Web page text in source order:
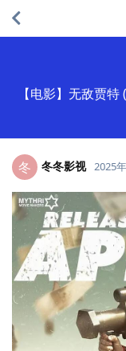
【电影】无敌贾
冬 冬冬影视 2025